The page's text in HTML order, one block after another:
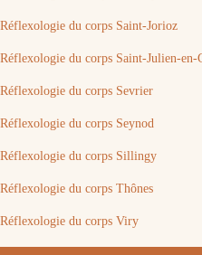
Réflexologie du corps Saint-Jorioz
Réflexologie du corps Saint-Julien-en-
Réflexologie du corps Sevrier
Réflexologie du corps Seynod
Réflexologie du corps Sillingy
Réflexologie du corps Thônes
Réflexologie du corps Viry